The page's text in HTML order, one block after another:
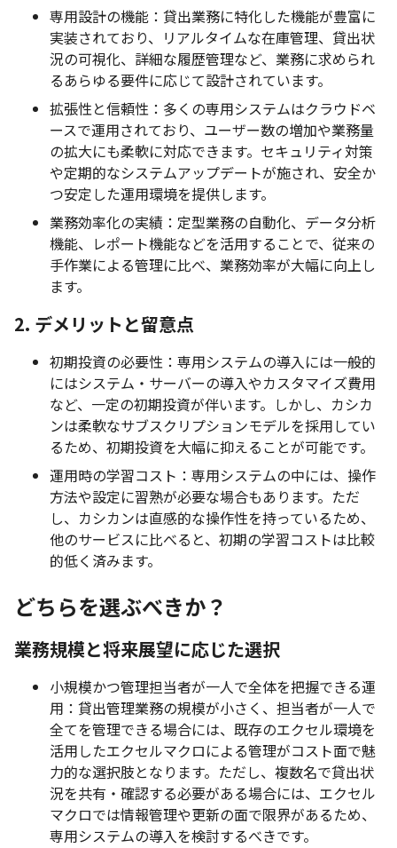
専用設計の機能：貸出業務に特化した機能が豊富に
実装されており、リアルタイムな在庫管理、貸出状
況の可視化、詳細な履歴管理など、業務に求められ
るあらゆる要件に応じて設計されています。
拡張性と信頼性：多くの専用システムはクラウドベ
ースで運用されており、ユーザー数の増加や業務量
の拡大にも柔軟に対応できます。セキュリティ対策
や定期的なシステムアップデートが施され、安全か
つ安定した運用環境を提供します。
業務効率化の実績：定型業務の自動化、データ分析
機能、レポート機能などを活用することで、従来の
手作業による管理に比べ、業務効率が大幅に向上し
ます。
2. デメリットと留意点
初期投資の必要性：専用システムの導入には一般的
にはシステム・サーバーの導入やカスタマイズ費用
など、一定の初期投資が伴います。しかし、カシカ
ンは柔軟なサブスクリプションモデルを採用してい
るため、初期投資を大幅に抑えることが可能です。
運用時の学習コスト：専用システムの中には、操作
方法や設定に習熟が必要な場合もあります。ただ
し、カシカンは直感的な操作性を持っているため、
他のサービスに比べると、初期の学習コストは比較
的低く済みます。
どちらを選ぶべきか？
業務規模と将来展望に応じた選択
小規模かつ管理担当者が一人で全体を把握できる運
用：貸出管理業務の規模が小さく、担当者が一人で
全てを管理できる場合には、既存のエクセル環境を
活用したエクセルマクロによる管理がコスト面で魅
力的な選択肢となります。ただし、複数名で貸出状
況を共有・確認する必要がある場合には、エクセル
マクロでは情報管理や更新の面で限界があるため、
専用システムの導入を検討するべきです。